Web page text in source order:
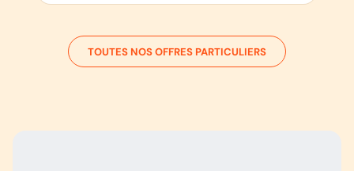
TOUTES NOS OFFRES PARTICULIERS